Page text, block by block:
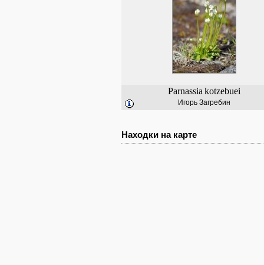
Parnassia kotzebuei
Игорь Загребин
Находки на карте